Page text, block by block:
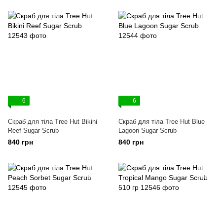
6
Скраб для тіла Tree Hut Bikini
Reef Sugar Scrub
840 грн
6
Скраб для тіла Tree Hut Blue
Lagoon Sugar Scrub
840 грн